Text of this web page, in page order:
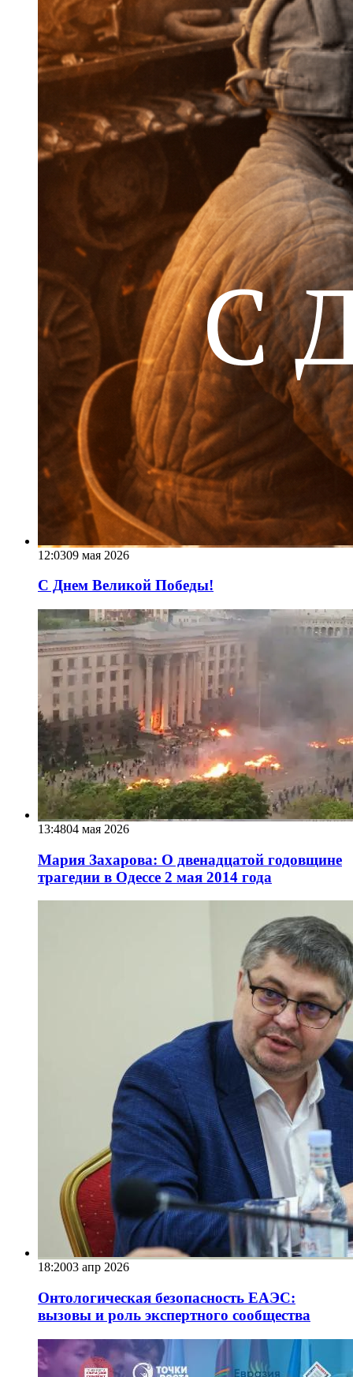
12:0309 мая 2026
С Днем Великой Победы!
13:4804 мая 2026
Мария Захарова: О двенадцатой годовщине
трагедии в Одессе 2 мая 2014 года
18:2003 апр 2026
Онтологическая безопасность ЕАЭС:
вызовы и роль экспертного сообщества